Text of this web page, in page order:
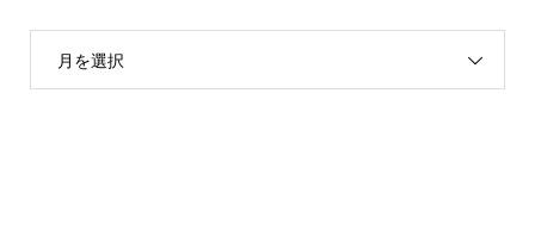
月を選択